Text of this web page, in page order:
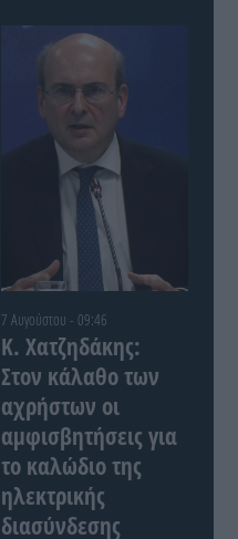
7 Αυγούστου - 09:46
Κ. Χατζηδάκης:
Στον κάλαθο των
αχρήστων οι
αμφισβητήσεις για
το καλώδιο της
ηλεκτρικής
διασύνδεσης